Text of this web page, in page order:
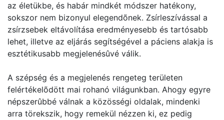
az életükbe, és habár mindkét módszer hatékony,
sokszor nem bizonyul elegendõnek. Zsírleszívással a
zsírzsebek eltávolítása eredményesebb és tartósabb
lehet, illetve az eljárás segítségével a páciens alakja is
esztétikusabb megjelenésûvé válik.
A szépség és a megjelenés rengeteg területen
felértékelõdött mai rohanó világunkban. Ahogy egyre
népszerûbbé válnak a közösségi oldalak, mindenki
arra törekszik, hogy remekül nézzen ki, ez pedig